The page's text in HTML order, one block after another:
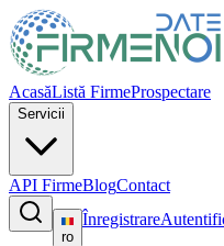
AcasăListă FirmeProspectare
Servicii
API FirmeBlogContact
ro
Înregistrare